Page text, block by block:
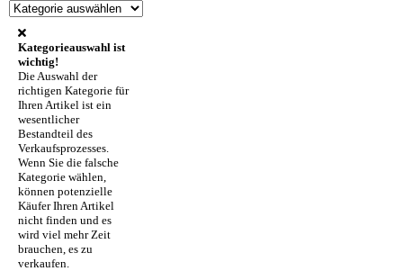
Kategorieauswahl ist
wichtig!
Die Auswahl der
richtigen Kategorie für
Ihren Artikel ist ein
wesentlicher
Bestandteil des
Verkaufsprozesses.
Wenn Sie die falsche
Kategorie wählen,
können potenzielle
Käufer Ihren Artikel
nicht finden und es
wird viel mehr Zeit
brauchen, es zu
verkaufen.